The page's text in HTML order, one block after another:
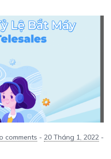
comments - 20 Tháng 1, 2022 -